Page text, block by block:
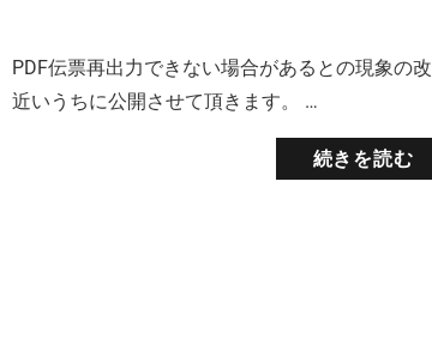
伝票再出力できない場合があるとの現象の改
近いうちに公開させて頂きます。 …
続きを読む